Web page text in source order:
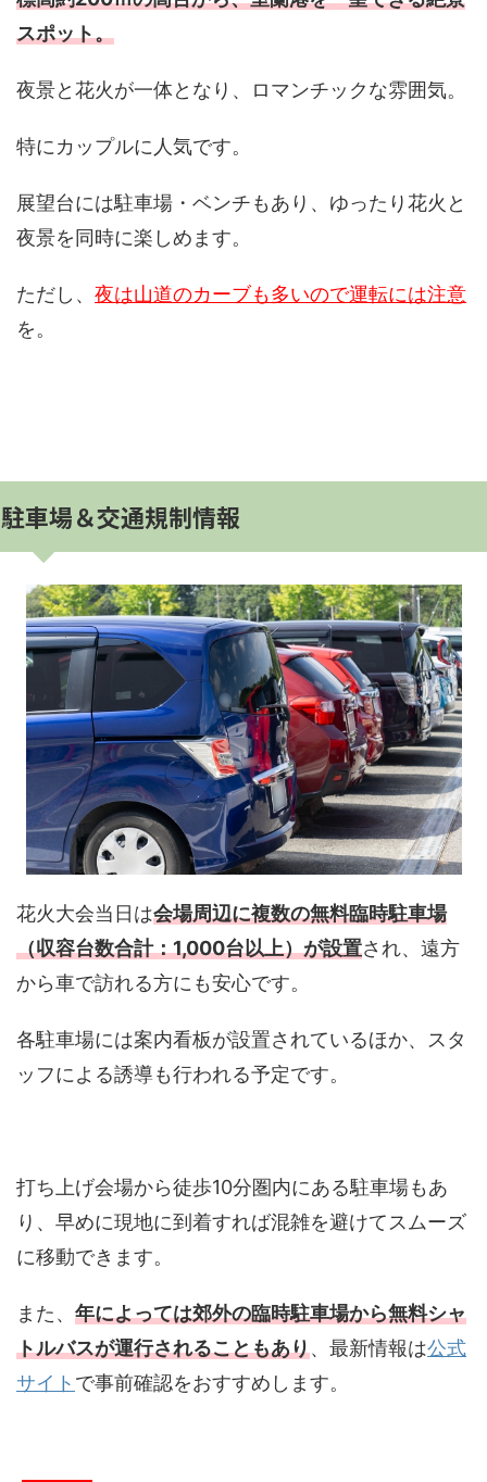
スポット。
夜景と花火が一体となり、ロマンチックな雰囲気。
特にカップルに人気です。
展望台には駐車場・ベンチもあり、ゆったり花火と
夜景を同時に楽しめます。
ただし、 夜は山道のカーブも多いので運転には注意
を。
駐車場＆交通規制情報
花火大会当日は会場周辺に複数の無料臨時駐車場
（収容台数合計：1,000台以上）が設置され、遠方
から車で訪れる方にも安心です。
各駐車場には案内看板が設置されているほか、スタ
ッフによる誘導も行われる予定です。
打ち上げ会場から徒歩10分圏内にある駐車場もあ
り、早めに現地に到着すれば混雑を避けてスムーズ
に移動できます。
また、 年によっては郊外の臨時駐車場から無料シャ
トルバスが運行されることもあり、最新情報は公式
サイト で事前確認をおすすめします。